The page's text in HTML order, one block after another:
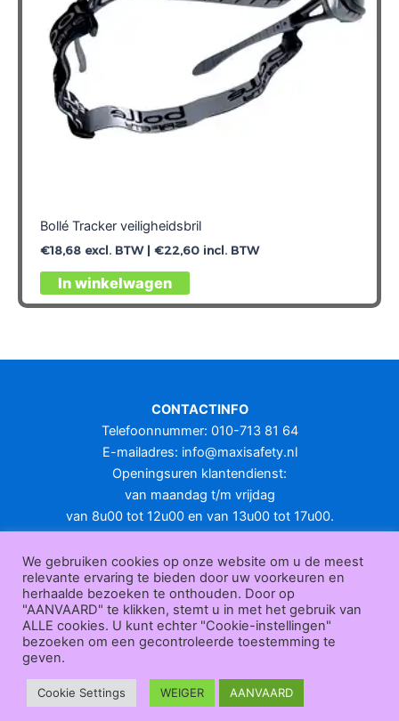
Bollé Tracker veiligheidsbril
€18,68excl. BTW | €22,60incl. BTW
In winkelwagen
CONTACTINFO
Telefoonnummer: 010-713 81 64
E-mailadres: info@maxisafety.nl
Openingsuren klantendienst:
van maandag t/m vrijdag
van 8u00 tot 12u00 en van 13u00 tot 17u00.
KLANTENSERVICE
Over
ons|Bedrijfsgegevens| F.A.Q.|Bestelprocedure | Betaling
ending | Retourneren|Herroepingsrecht|Herroepingsfunctie
ederverkoop|Bedrukken|Contact
Algemene voorwaarden
Maxisafety.nl © 2026
We gebruiken cookies op onze website om u de meest
relevante ervaring te bieden door uw voorkeuren en
herhaalde bezoeken te onthouden. Door op
"AANVAARD" te klikken, stemt u in met het gebruik van
ALLE cookies. U kunt echter "Cookie-instellingen"
bezoeken om een gecontroleerde toestemming te
geven.
Cookie Settings WEIGER AANVAARD